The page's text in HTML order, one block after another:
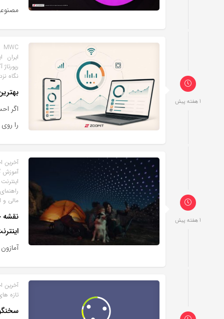
1 هفته پیش
MWC
ایران
رپورتاژ
نگاه
اگر
را
1 هفته پیش
آخرین
آموزش
مالی و
آمازون می‌خواهد بیش
آخرین
تازه